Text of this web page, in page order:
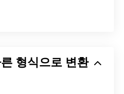
형식으로 변환